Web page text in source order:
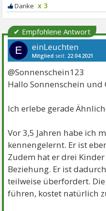
x 3
✔ Empfohlene Antwort
E einLeuchten
Mitglied seit: 22.04.2021
@Sonnenschein123
Hallo Sonnenschein und
Ich erlebe gerade
Vor 3,5 Jahren habe ich
kennengelernt. Er ist
Zudem hat er drei
Beziehung. Er ist
teilweise überfordert.
führen, kostet natürlich